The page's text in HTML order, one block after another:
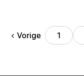
Vorige 1